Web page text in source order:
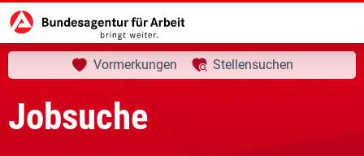
Startseite aktuelle Seite:
Jobsuche
Vormerkungen Stellensuchen
Jobsuche